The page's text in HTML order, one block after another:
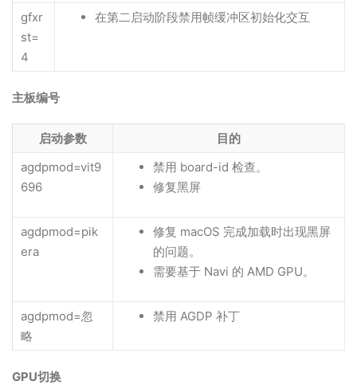
gfxr
st=
4
在第二启动阶段禁用帧缓冲区初始化交互
主板编号
启动参数
目的
agdpmod=vit9
696
禁用 board-id 检查。
修复黑屏
agdpmod=pik
era
修复 macOS 完成加载时出现黑屏
的问题。
需要基于 Navi 的 AMD GPU。
agdpmod=忽
略
禁用 AGDP 补丁
GPU切换